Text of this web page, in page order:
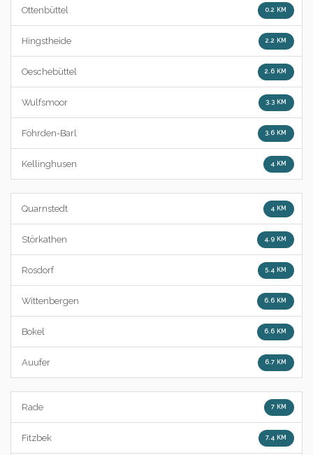
Ottenbüttel 0.2 KM
Hingstheide 2.2 KM
Oeschebüttel 2.6 KM
Wulfsmoor 3.3 KM
Föhrden-Barl 3.6 KM
Kellinghusen 4 KM
Quarnstedt 4 KM
Störkathen 4.9 KM
Rosdorf 5.4 KM
Wittenbergen 6.6 KM
Bokel 6.6 KM
Auufer 6.7 KM
Rade 7 KM
Fitzbek 7.4 KM